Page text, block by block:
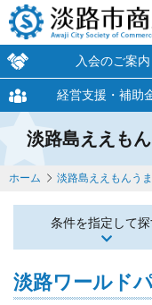
入会のご案内
経営支援・補助
淡路島ええも
ホーム 淡路島ええもんう
条件を指定して探
淡路ワールド